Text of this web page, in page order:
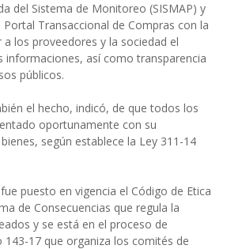
del Sistema de Monitoreo (SISMAP) y
Transaccional de Compras con la
los proveedores y la sociedad el
informaciones, así como transparencia
públicos.
el hecho, indicó, de que todos los
oportunamente con su
según establece la Ley 311-14
puesto en vigencia el Código de Etica
de Consecuencias que regula la
y se está en el proceso de
143-17 que organiza los comités de